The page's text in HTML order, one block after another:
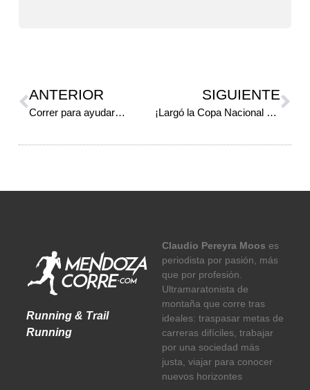
ANTERIOR
Correr para ayudar…
SIGUIENTE
¡Largó la Copa Nacional U20!
Running & Trail
Running
Claudio Pereyra Moos es
periodista por pasión, más
que por profesión.
Ultramaratonista de
montaña que corre tras
ideales: traspasar metas de
carreras difíciles, trabajar
por una sociedad más
justa, viajar para conocer
nuevos horizontes